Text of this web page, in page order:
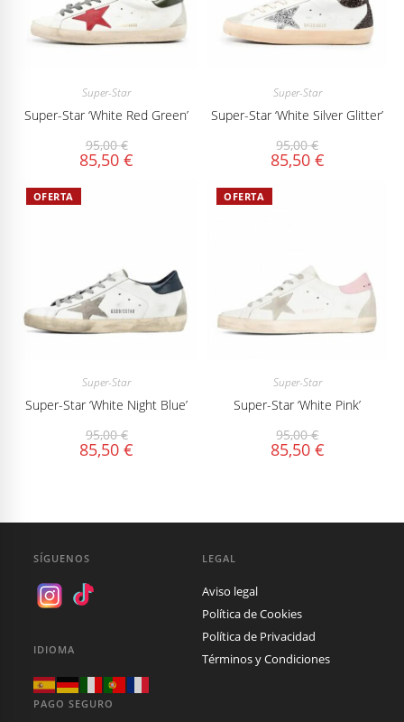
Super-Star
Super-Star ‘White Red Green’
95,00€
85,50€
Super-Star
Super-Star ‘White Silver Glitter’
95,00€
85,50 €
OFERTA
Super-Star
Super-Star ‘White Night Blue’
95,00€
85,50€
OFERTA
Super-Star
Super-Star ‘White Pink’
95,00€
85,50 €
SÍGUENOS
IDIOMA
LEGAL
Aviso legal
Política de Cookies
Política de Privacidad
Términos y Condiciones
PAGO SEGURO